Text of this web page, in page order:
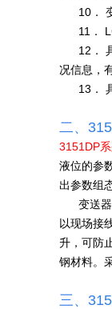
10 ．
11 ．
12 ．
况信息，
13 ．
二、
3151DP
液位的参
出参数组
变送
以现场接
升，可防
钢材料。
三、